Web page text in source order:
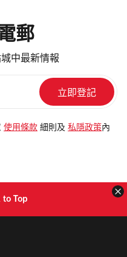
郵
中最新情報
使用條款 細則及 私隱政策 內
to Top